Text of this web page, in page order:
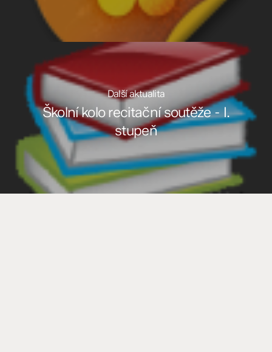
Další aktualita
Školní kolo recitační soutěže - I.
stupeň